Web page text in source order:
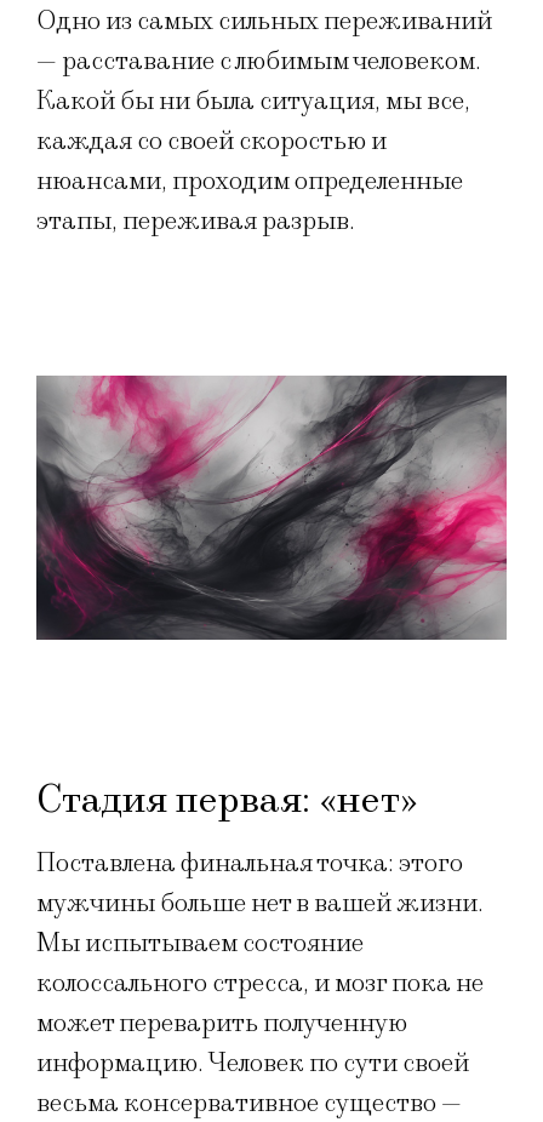
Одно из самых сильных переживаний
— расставание с любимым человеком.
Какой бы ни была ситуация, мы все,
каждая со своей скоростью и
нюансами, проходим определенные
этапы, переживая разрыв.
Стадия первая: «нет»
Поставлена финальная точка: этого
мужчины больше нет в вашей жизни.
Мы испытываем состояние
колоссального стресса, и мозг пока не
может переварить полученную
информацию. Человек по сути своей
весьма консервативное существо —